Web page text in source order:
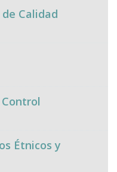
Calidad
Étnicos y